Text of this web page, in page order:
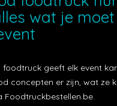
wat je
foodtruck geeft elk event
concepten er zijn, wat ze
Foodtruckbestellen.be.